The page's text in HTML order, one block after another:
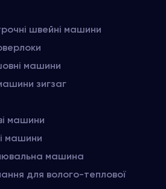
швейні машини
машини
зигзаг
машини
машини
машина
для волого-теплової